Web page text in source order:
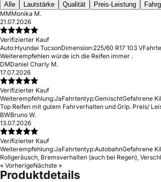
Alle
Lautstärke Qualität Preis-Leistung
MMMonika M.
21.07.2026
Verifizierter Kauf
Auto:Hyundai TucsonDimension:225/60 R17 103 V
Weiterempfehlen würde ich die Reifen immer .
DMDaniel Charly M.
17.07.2026
Verifizierter Kauf
Weiterempfehlung:JaFahrtentyp:GemischtGefahrene
Top Reifen mit gutem Fahrverhalten und Grip. Preis/
BWBruno W.
13.07.2026
Verifizierter Kauf
Weiterempfehlung:JaFahrtentyp:AutobahnGefahrene
Rollgeräusch, Bremsverhalten (auch bei Regen),
« VorherigeNächste »
Produktdetails